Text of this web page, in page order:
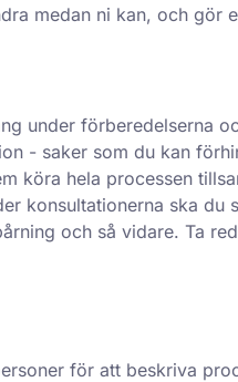
medan ni kan, och gör
under förberedelserna
- saker som du kan
köra hela processen
konsultationerna ska du
och så vidare. Ta
för att beskriva